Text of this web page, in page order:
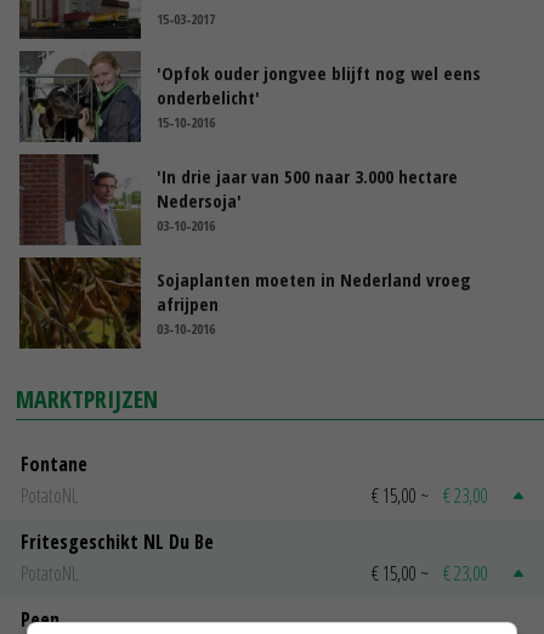
15-03-2017
'Opfok ouder jongvee blijft nog wel eens
onderbelicht'
15-10-2016
'In drie jaar van 500 naar 3.000 hectare
Nedersoja'
03-10-2016
Sojaplanten moeten in Nederland vroeg
afrijpen
03-10-2016
MARKTPRIJZEN
Fontane
PotatoNL
€ 15,00 ~ € 23,00
Fritesgeschikt NL Du Be
PotatoNL
€ 15,00 ~ € 23,00
Peen